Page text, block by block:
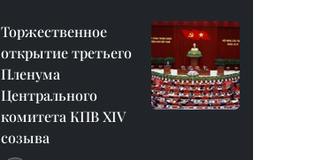
Торжественное
открытие третьего
Пленума
Центрального
комитета КПВ XIV
созыва